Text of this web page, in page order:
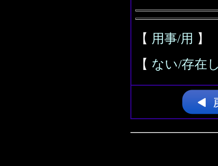
【 用事/用 】
【 ない/存在